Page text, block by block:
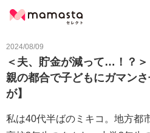
2024/08/09
＜夫、貯金が減って…！？＞
親の都合で子どもにガマン
が】
私は40代半ばのミキコ。地方都